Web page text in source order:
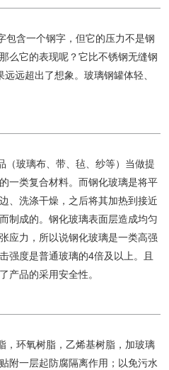
含一个钢字，但它的压力不是钢
么它的表现呢？它比不锈钢无缝钢
出了想象。玻璃钢罐体轻、
（玻璃布、带、毡、纱等）当做提
一类复合材料。而钢化玻璃是将平
、洗涤干燥，之后将其加热到接近
制成的。钢化玻璃表面层造成均匀
应力，所以说钢化玻璃是一类高强
强度是普通玻璃的4倍及以上。且
产品的采用安全性。
，环氧树脂，乙烯基树脂，加玻璃
附一层起防腐隔离作用；以免污水